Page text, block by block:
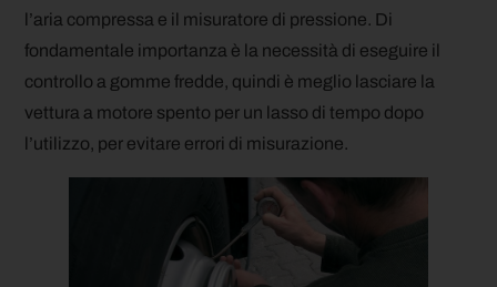
l’aria compressa e il misuratore di pressione. Di
fondamentale importanza è la necessità di eseguire il
controllo a gomme fredde, quindi è meglio lasciare la
vettura a motore spento per un lasso di tempo dopo
l’utilizzo, per evitare errori di misurazione.